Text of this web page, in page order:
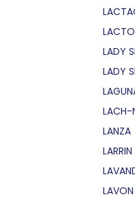
LADY
LADY
LACH-
LANZA
LARRIN
LAVON